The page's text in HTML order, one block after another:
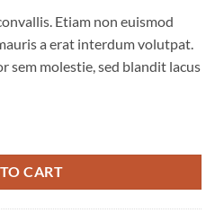
Etiam non euismod
a erat interdum volutpat.
sem molestie, sed blandit lacus
CART